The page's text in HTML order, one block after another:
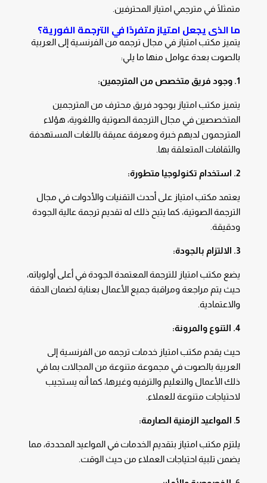
متمثلًا في مترجمي امتياز المحترفين.
ما الذى يجعل امتياز متفردًا في الترجمة الفورية؟
يتميز مكتب امتياز في مجال ترجمه من الفرنسية إلى العربية
بالصوت بعدة عوامل منها ما يلي:
1. وجود فريق متخصص من المترجمين:
يتميز مكتب امتياز بوجود فريق محترف من المترجمين
المتخصصين في مجال الترجمة الصوتية واللغوية، هؤلاء
المترجمون لديهم خبرة ومعرفة عميقة باللغات المستهدفة
والثقافات المتعلقة بها.
2. استخدام تكنولوجيا متطورة:
يعتمد مكتب امتياز على أحدث التقنيات والأدوات في مجال
الترجمة الصوتية، كما يتيح ذلك له تقديم ترجمة عالية الجودة
ودقيقة.
3. الالتزام بالجودة:
يضع مكتب امتياز للترجمة المعتمدة الجودة في أعلى أولوياته،
حيث يتم مراجعة ومراقبة جميع الأعمال بعناية لضمان الدقة
والاعتمادية.
4. التنوع والمرونة:
حيث يقدم مكتب امتياز خدمات ترجمه من الفرنسية إلى
العربية بالصوت في مجموعة متنوعة من المجالات بما في
ذلك الأعمال والتعليم والترفيه وغيرها، كما أنه يستجيب
لاحتياجات متنوعة للعملاء.
5. المواعيد الزمنية الصارمة:
يلتزم مكتب امتياز بتقديم الخدمات في المواعيد المحددة، مما
يضمن تلبية احتياجات العملاء من حيث الوقت.